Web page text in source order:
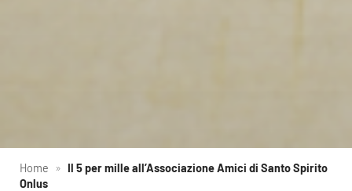
Home » Il 5 per mille all’Associazione Amici di Santo Spirito
Onlus